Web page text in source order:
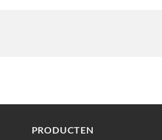
PRODUCTEN